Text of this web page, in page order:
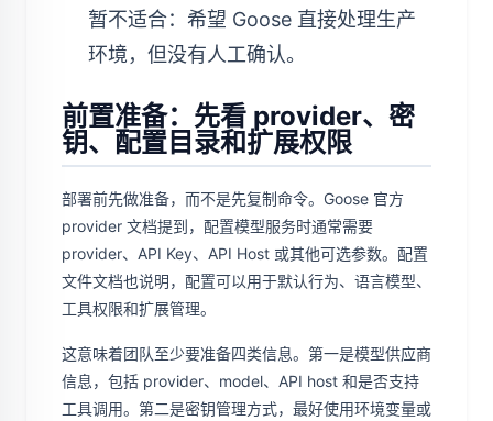
暂不适合：希望 Goose 直接处理生产
环境，但没有人工确认。
前置准备：先看 provider、密
钥、配置目录和扩展权限
部署前先做准备，而不是先复制命令。Goose 官方
provider 文档提到，配置模型服务时通常需要
provider、API Key、API Host 或其他可选参数。配置
文件文档也说明，配置可以用于默认行为、语言模型、
工具权限和扩展管理。
这意味着团队至少要准备四类信息。第一是模型供应商
信息，包括 provider、model、API host 和是否支持
工具调用。第二是密钥管理方式，最好使用环境变量或